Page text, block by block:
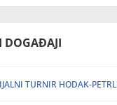
DOGAĐAJI
TURNIR HODAK-